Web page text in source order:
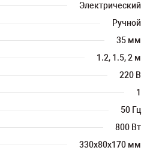
Электрический
Ручной
35 мм
1.2, 1.5, 2 м
220 В
1
50 Гц
800 Вт
330х80х170 мм